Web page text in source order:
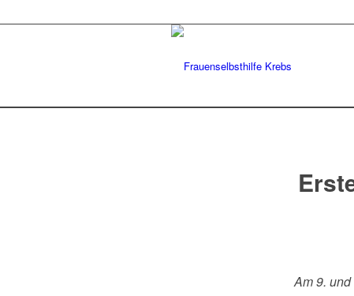
Am 9.